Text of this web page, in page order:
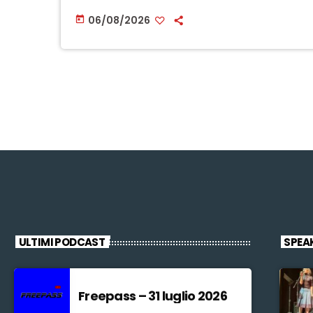
today 06/08/2026
ULTIMI PODCAST
Freepass – 31 luglio 2026